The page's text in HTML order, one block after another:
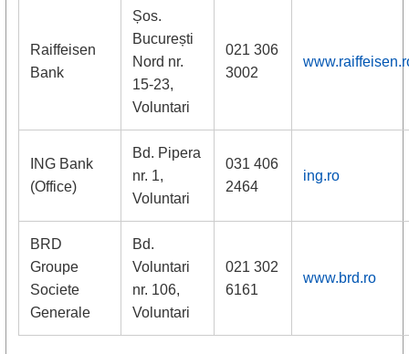
Raiffeisen
Bank
Șos.
București
Nord nr.
15-23,
Voluntari
021 306
3002
ING Bank
(Office)
Bd. Pipera
nr. 1,
Voluntari
031 406
2464
ing.ro
BRD
Groupe
Societe
Generale
Bd.
Voluntari
nr. 106,
Voluntari
021 302
6161
www.brd.ro